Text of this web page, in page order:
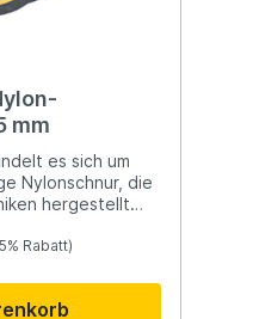
mm
es sich um
Nylonschnur, die
hergestellt
knickt nicht,
Schnur zur
Rabatt)